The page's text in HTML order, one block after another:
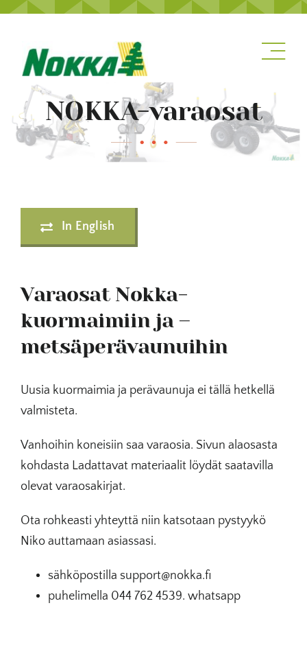
Skip
content
NOKKA-varaosat
In English
Varaosat Nokka-
kuormaimiin ja –
metsäperävaunuihin
Uusia kuormaimia ja perävaunuja ei tällä hetkellä
valmisteta.
Vanhoihin koneisiin saa varaosia. Sivun alaosasta
kohdasta Ladattavat materiaalit löydät saatavilla
olevat varaosakirjat.
Ota rohkeasti yhteyttä niin katsotaan pystyykö
Niko auttamaan asiassasi.
sähköpostilla support@nokka.fi
puhelimella 044 762 4539. whatsapp